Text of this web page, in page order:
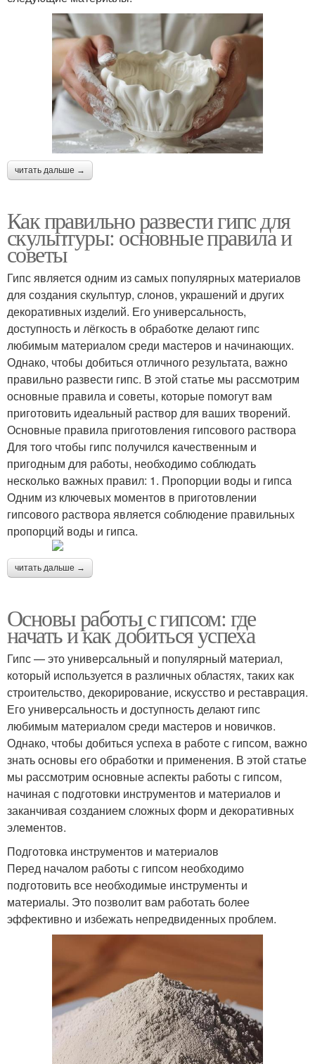
читать дальше →
Как правильно развести гипс для
скульптуры: основные правила и
советы
Гипс является одним из самых популярных материалов
для создания скульптур, слонов, украшений и других
декоративных изделий. Его универсальность,
доступность и лёгкость в обработке делают гипс
любимым материалом среди мастеров и начинающих.
Однако, чтобы добиться отличного результата, важно
правильно развести гипс. В этой статье мы рассмотрим
основные правила и советы, которые помогут вам
приготовить идеальный раствор для ваших творений.
Основные правила приготовления гипсового раствора
Для того чтобы гипс получился качественным и
пригодным для работы, необходимо соблюдать
несколько важных правил: 1. Пропорции воды и гипса
Одним из ключевых моментов в приготовлении
гипсового раствора является соблюдение правильных
пропорций воды и гипса.
читать дальше →
Основы работы с гипсом: где
начать и как добиться успеха
Гипс — это универсальный и популярный материал,
который используется в различных областях, таких как
строительство, декорирование, искусство и реставрация.
Его универсальность и доступность делают гипс
любимым материалом среди мастеров и новичков.
Однако, чтобы добиться успеха в работе с гипсом, важно
знать основы его обработки и применения. В этой статье
мы рассмотрим основные аспекты работы с гипсом,
начиная с подготовки инструментов и материалов и
заканчивая созданием сложных форм и декоративных
элементов.
Подготовка инструментов и материалов
Перед началом работы с гипсом необходимо
подготовить все необходимые инструменты и
материалы. Это позволит вам работать более
эффективно и избежать непредвиденных проблем.